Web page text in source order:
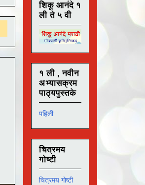
शिकू आनंदे १
ली ते ५ वी
१ ली , नवीन
अभ्यासक्रम
पाठ्यपुस्तके
पहिली
चित्रमय
गोष्टी
चित्रमय गोष्टी